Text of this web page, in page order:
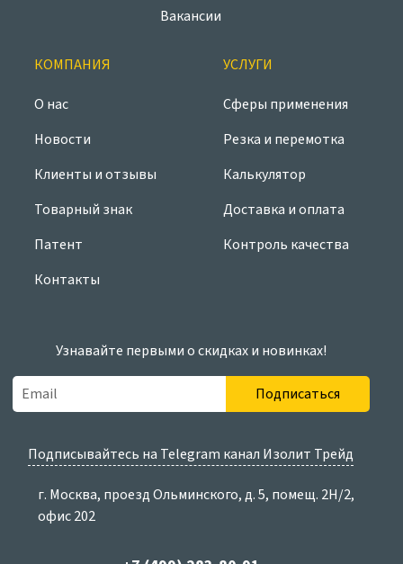
Вакансии
КОМПАНИЯ
О нас
Новости
Клиенты и отзывы
Товарный знак
Патент
Контакты
УСЛУГИ
Сферы применения
Резка и перемотка
Калькулятор
Доставка и оплата
Контроль качества
Узнавайте первыми о скидках и новинках!
Подписаться
Подписывайтесь на Telegram канал Изолит Трейд
г. Москва, проезд Ольминского, д. 5, помещ. 2Н/2,
офис 202